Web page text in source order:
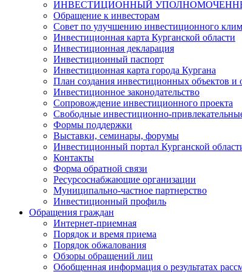
ИНВЕСТИЦИОННЫЙ
Обращение к инвесторам
Совет по улучшению инвестиционного
Инвестиционная карта Курганской области
Инвестиционная декларация
Инвестиционный паспорт
Инвестиционная карта города Кургана
План создания инвестиционных объектов и
Инвестиционное законодательство
Сопровождение инвестиционного проекта
Свободные инвестиционно-
Формы поддержки
Выставки, семинары, форумы
Инвестиционный портал Курганской
Контакты
Форма обратной связи
Ресурсоснабжающие организации
Муниципально-частное партнерство
Инвестиционный профиль
Обращения граждан
Интернет-приемная
Порядок и время приема
Порядок обжалования
Обзоры обращений лиц
Обобщенная информация о результатах